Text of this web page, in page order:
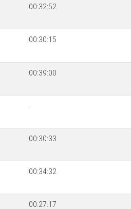
00:32:52
00:30:15
00:39:00
-
00:30:33
00:34:32
00:27:17